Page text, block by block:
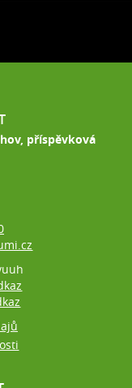
příspěvková